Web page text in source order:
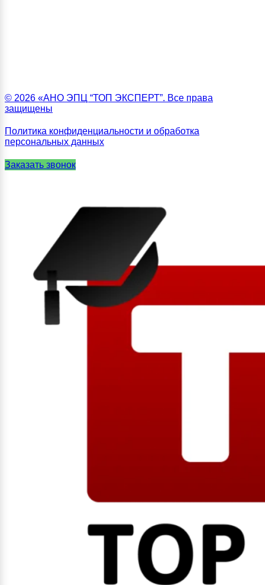
© 2026 «АНО ЭПЦ “ТОП ЭКСПЕРТ”. Все права
защищены
Политика конфиденциальности и обработка
персональных данных
Заказать звонок